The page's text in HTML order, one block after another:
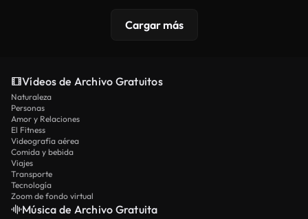
Cargar más
Vídeos de Archivo Gratuitos
Naturaleza
Personas
Amor y Relaciones
El Fitness
Videografía aérea
Comida y bebida
Viajes
Transporte
Tecnología
Zoom de fondo virtual
Música de Archivo Gratuita